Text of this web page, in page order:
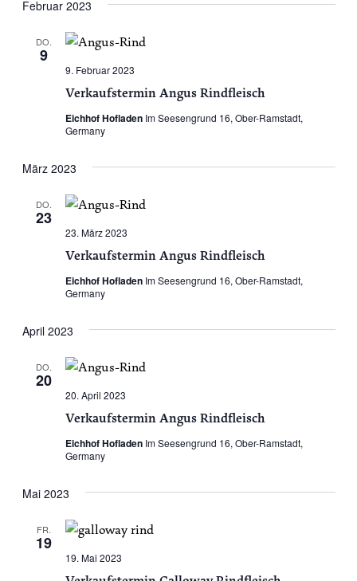
Februar 2023
DO.
9
Verkaufstermin Angus Rindfleisch
9. Februar 2023
Eichhof Hofladen Im Seesengrund 16, Ober-Ramstadt,
Germany
März 2023
DO.
23
Verkaufstermin Angus Rindfleisch
23. März 2023
Eichhof Hofladen Im Seesengrund 16, Ober-Ramstadt,
Germany
April 2023
DO.
20
Verkaufstermin Angus Rindfleisch
20. April 2023
Eichhof Hofladen Im Seesengrund 16, Ober-Ramstadt,
Germany
Mai 2023
FR.
19
19. Mai 2023